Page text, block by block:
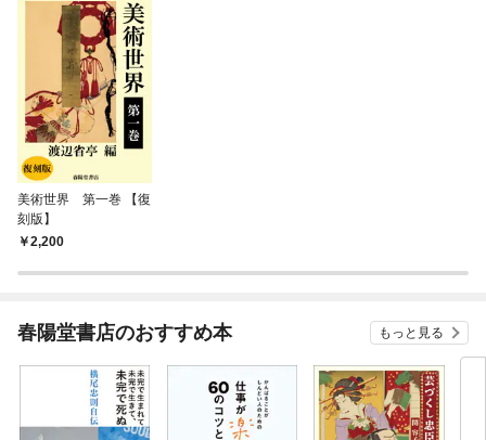
美術世界 第一巻 【復
刻版】
2,200
春陽堂書店のおすすめ本 もっと見る